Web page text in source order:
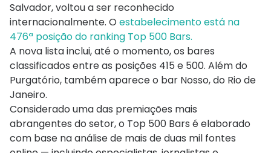
Salvador, voltou a ser reconhecido
internacionalmente. O estabelecimento está na
476ª posição do ranking Top 500 Bars.
A nova lista inclui, até o momento, os bares
classificados entre as posições 415 e 500. Além do
Purgatório, também aparece o bar Nosso, do Rio de
Janeiro.
Considerado uma das premiações mais
abrangentes do setor, o Top 500 Bars é elaborado
com base na análise de mais de duas mil fontes